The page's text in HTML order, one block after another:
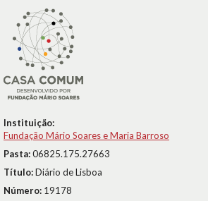
Instituição:
Fundação Mário Soares e Maria Barroso
Pasta:06825.175.27663
Título:Diário de Lisboa
Número: 19178